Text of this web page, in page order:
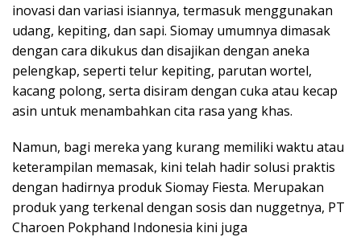
inovasi dan variasi isiannya, termasuk menggunakan
udang, kepiting, dan sapi. Siomay umumnya dimasak
dengan cara dikukus dan disajikan dengan aneka
pelengkap, seperti telur kepiting, parutan wortel,
kacang polong, serta disiram dengan cuka atau kecap
asin untuk menambahkan cita rasa yang khas.
Namun, bagi mereka yang kurang memiliki waktu atau
keterampilan memasak, kini telah hadir solusi praktis
dengan hadirnya produk Siomay Fiesta. Merupakan
produk yang terkenal dengan sosis dan nuggetnya, PT
Charoen Pokphand Indonesia kini juga